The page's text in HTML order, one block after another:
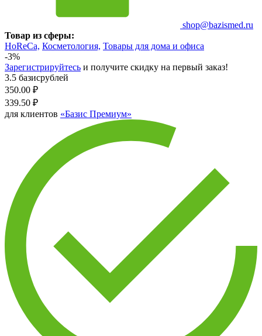
shop@bazismed.ru
Товар из сферы:
HoReCa, Косметология, Товары для дома и офиса
-3%
Зарегистрируйтесь и получите скидку на первый заказ!
3.5 базисрублей
350.00 ₽
339.50 ₽
для клиентов «Базис Премиум»